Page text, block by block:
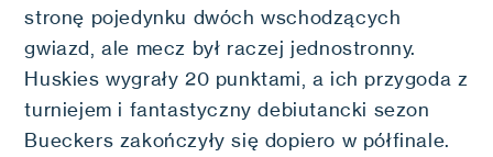
stronę pojedynku dwóch wschodzących
gwiazd, ale mecz był raczej jednostronny.
Huskies wygrały 20 punktami, a ich przygoda z
turniejem i fantastyczny debiutancki sezon
Bueckers zakończyły się dopiero w półfinale.